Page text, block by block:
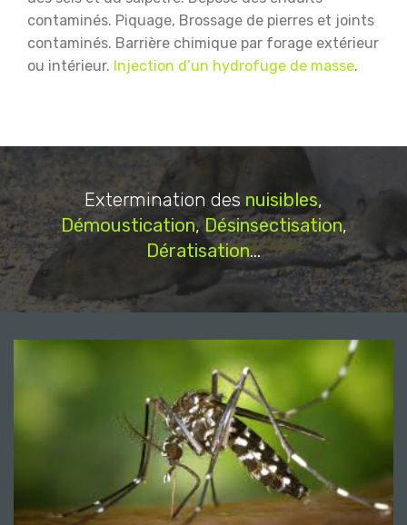
contaminés. Piquage, Brossage de pierres et joints
contaminés. Barrière chimique par forage extérieur
ou intérieur. Injection d’un hydrofuge de masse.
Extermination des nuisibles,
Démoustication,Désinsectisation,
Dératisation...